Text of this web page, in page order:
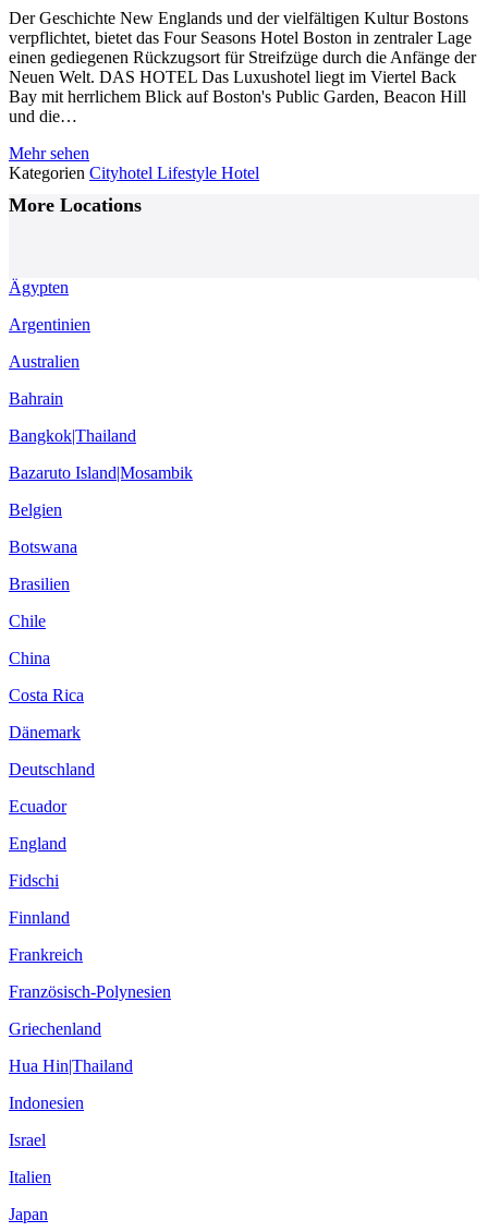
Der Geschichte New Englands und der vielfältigen Kultur Bostons
verpflichtet, bietet das Four Seasons Hotel Boston in zentraler Lage
einen gediegenen Rückzugsort für Streifzüge durch die Anfänge der
Neuen Welt. DAS HOTEL Das Luxushotel liegt im Viertel Back
Bay mit herrlichem Blick auf Boston's Public Garden, Beacon Hill
und die…
Mehr sehen
Kategorien Cityhotel Lifestyle Hotel
Posts
More Locations
Ägypten
Argentinien
Australien
Bahrain
Bangkok|Thailand
Bazaruto Island|Mosambik
Belgien
Botswana
Brasilien
Chile
China
Costa Rica
Dänemark
Deutschland
Ecuador
England
Fidschi
Finnland
Frankreich
Französisch-Polynesien
Griechenland
Hua Hin|Thailand
Indonesien
Israel
Italien
Japan